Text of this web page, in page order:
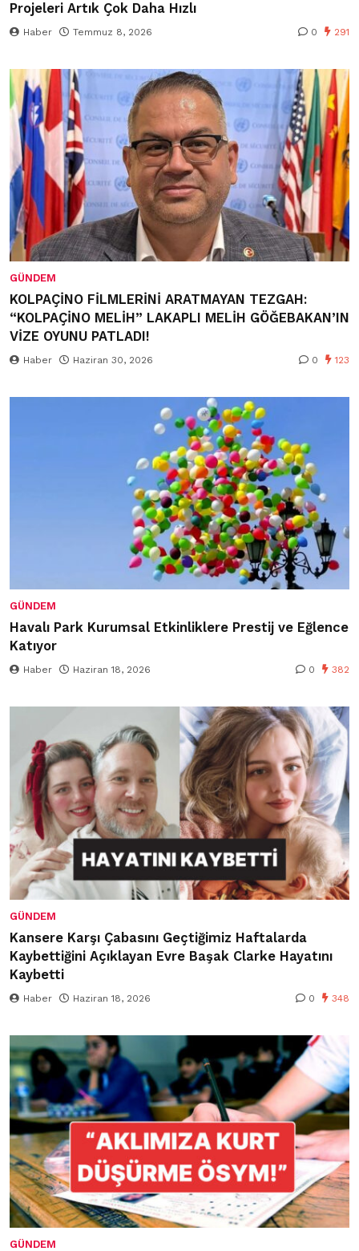
Projeleri Artık Çok Daha Hızlı
Haber Temmuz 8, 2026 0 291
GÜNDEM
KOLPAÇİNO FİLMLERİNİ ARATMAYAN TEZGAH:
“KOLPAÇİNO MELİH” LAKAPLI MELİH GÖĞEBAKAN’IN
VİZE OYUNU PATLADI!
Haber Haziran 30, 2026 0 123
GÜNDEM
Havalı Park Kurumsal Etkinliklere Prestij ve Eğlence
Katıyor
Haber Haziran 18, 2026 0 382
GÜNDEM
Kansere Karşı Çabasını Geçtiğimiz Haftalarda
Kaybettiğini Açıklayan Evre Başak Clarke Hayatını
Kaybetti
Haber Haziran 18, 2026 0 348
GÜNDEM